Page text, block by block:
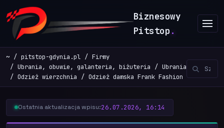
Biznesowy
Pitstop .
~ pitstop-gdynia.pl
Firmy
Ubrania, obuwie, galanteria, biżuteria
Ubrania
Odzież wierzchnia
Odzież damska Frank Fashion
Ostatnia aktualizacja wpisu:26.07.2026, 16:14